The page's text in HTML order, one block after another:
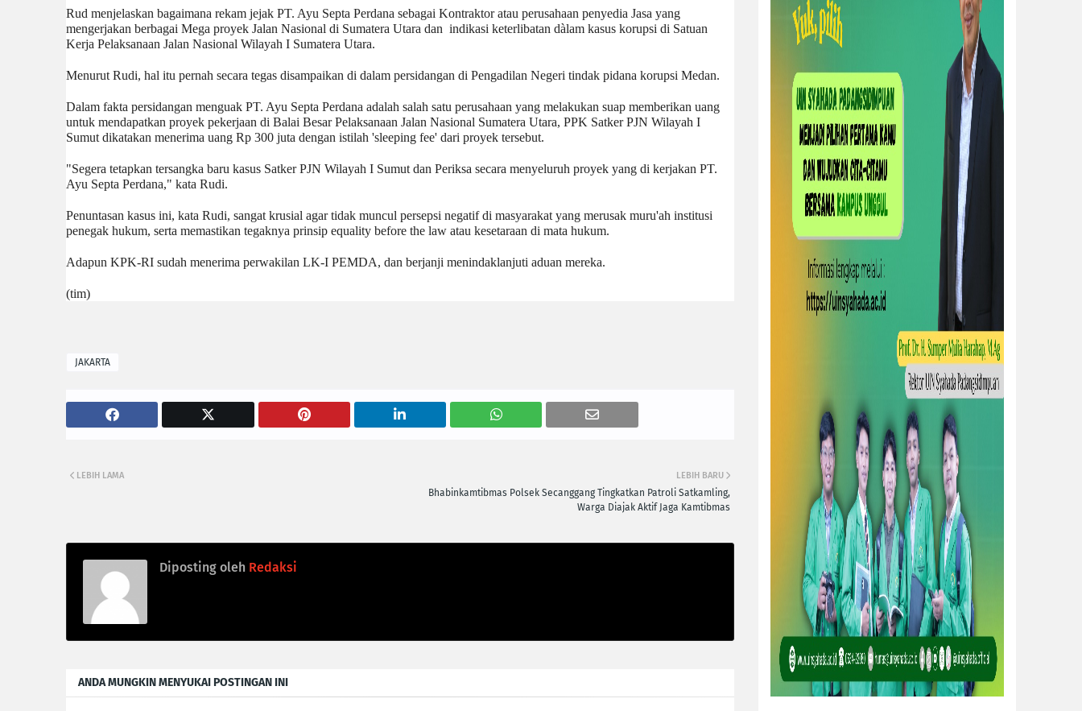
‎Rud menjelaskan bagaimana rekam jejak PT. Ayu Septa Perdana sebagai Kontraktor atau perusahaan penyedia Jasa yang
mengerjakan berbagai Mega proyek Jalan Nasional di Sumatera Utara dan  indikasi keterlibatan dàlam kasus korupsi di Satuan
Kerja Pelaksanaan Jalan Nasional Wilayah I Sumatera Utara.
‎Menurut Rudi, hal itu pernah secara tegas disampaikan di dalam persidangan di Pengadilan Negeri tindak pidana korupsi Medan.
‎Dalam fakta persidangan menguak PT. Ayu Septa Perdana adalah salah satu perusahaan yang melakukan suap memberikan uang
untuk mendapatkan proyek pekerjaan di Balai Besar Pelaksanaan Jalan Nasional Sumatera Utara,‎ ‎PPK Satker PJN Wilayah I
Sumut dikatakan menerima uang Rp 300 juta dengan istilah 'sleeping fee' dari proyek tersebut.
‎"Segera tetapkan tersangka baru kasus Satker PJN Wilayah I Sumut dan Periksa secara menyeluruh proyek yang di kerjakan PT.
Ayu Septa Perdana," kata Rudi.
‎Penuntasan kasus ini, kata Rudi, sangat krusial agar tidak muncul persepsi negatif di masyarakat yang merusak muru'ah institusi
penegak hukum, serta memastikan tegaknya prinsip equality before the law atau kesetaraan di mata hukum.
‎Adapun KPK-RI sudah menerima perwakilan LK-I PEMDA, dan berjanji menindaklanjuti aduan mereka.
(tim)
JAKARTA
LEBIH BARU
Bhabinkamtibmas Polsek Secanggang Tingkatkan Patroli Satkamling,
Warga Diajak Aktif Jaga Kamtibmas
LEBIH LAMA
Diposting oleh Redaksi
ANDA MUNGKIN MENYUKAI POSTINGAN INI